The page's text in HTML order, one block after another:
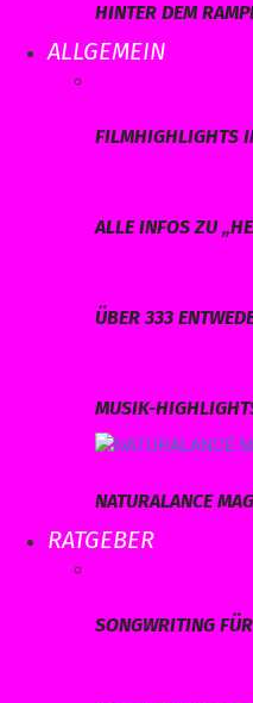
HINTER DEM
ALLGEMEIN
FILMHIGHLIGHTS
ALLE INFOS ZU
ÜBER 333
MUSIK-
NATURALANCE
RATGEBER
SONGWRITING